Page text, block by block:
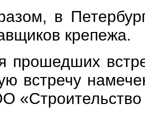
в
крепежа.
прошедших
встречу
«Строительство